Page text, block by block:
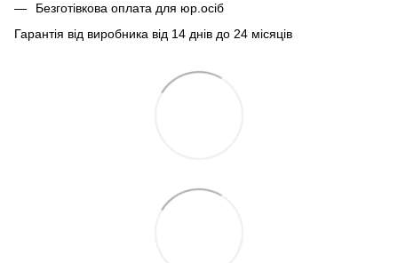
Безготівкова оплата для юр.осіб
Гарантія від виробника від 14 днів до 24 місяців